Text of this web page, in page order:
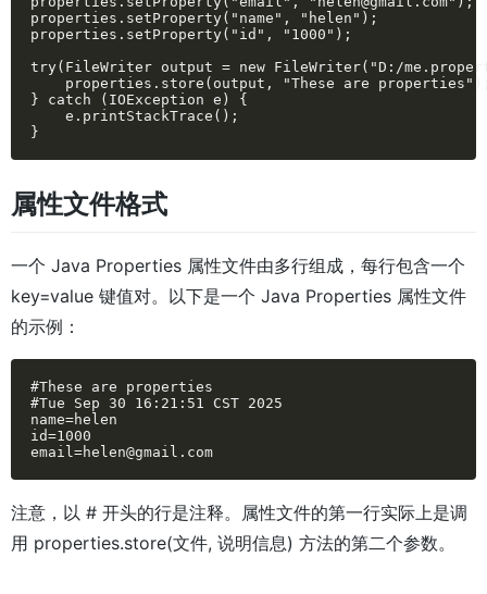
properties.setProperty("name", "helen");
properties.setProperty("id", "1000");
try(FileWriter output = new FileWriter("D:/
properties.store(output, "These are
} catch (IOException e) {
e.printStackTrace();
}
属性文件格式
一个 Java Properties 属性文件由多行组成，每行包含一个
key=value 键值对。以下是一个 Java Properties 属性文件
的示例：
#These are properties
#Tue Sep 30 16:21:51 CST 2025
name=helen
id=1000
email=helen@gmail.com
注意，以 # 开头的行是注释。属性文件的第一行实际上是调
用 properties.store(文件, 说明信息) 方法的第二个参数。